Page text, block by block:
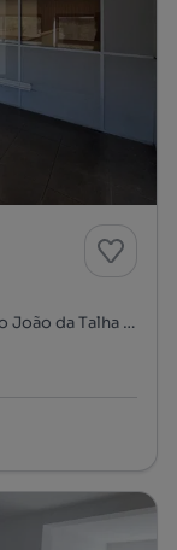
Santa Iria de Azóia, Santa Iria de Azoia, São João da Talha e Bobadela, Loures, Lisboa